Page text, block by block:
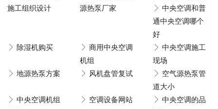
施工组织设计
源热泵厂家
中央空调和普
通中央空调哪个
好
除湿机购买
商用中央空调
机组
中央空调施工
现场
地源热泵方案
风机盘管复试
空气源热泵管
道大小
中央空调机组
空调设备网站
中央空调的品